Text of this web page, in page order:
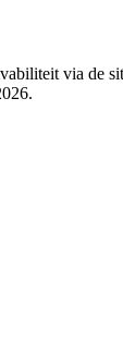
via de